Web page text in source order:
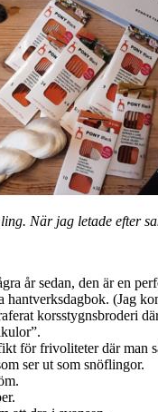
När jag letade efter
år sedan, den är en
(Jag
korsstygnsbroderi
för frivoliteter där man
ser ut som snöflingor.